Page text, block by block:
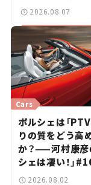
2026.08.07
ポルシェは「PTV
りの質をどう高
か？——河村康彦
シェは凄い！」
Cars
2026.08.02